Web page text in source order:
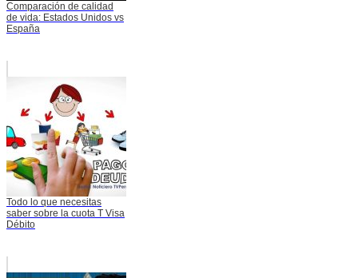
Comparación de calidad
de vida: Estados Unidos vs
España
Todo lo que necesitas
saber sobre la cuota T Visa
Débito